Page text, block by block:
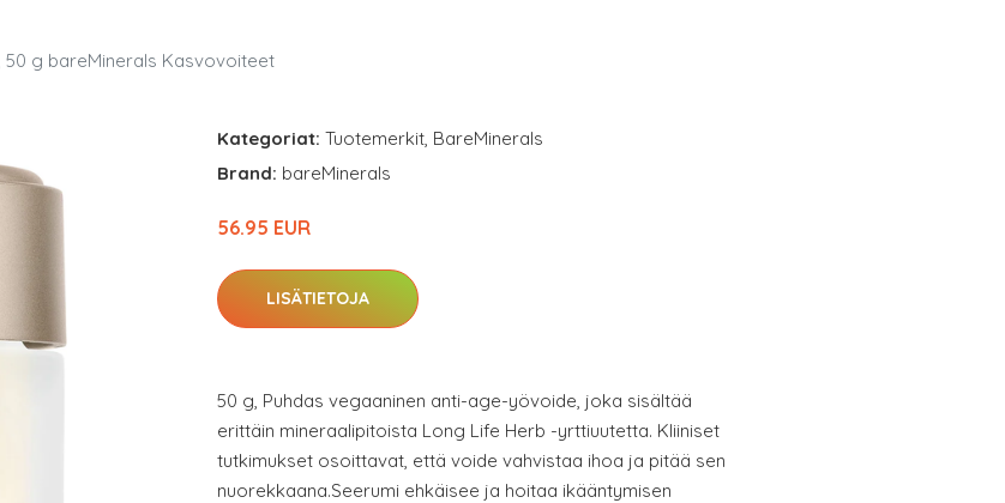
50 g bareMinerals Kasvovoiteet
Kategoriat: Tuotemerkit, BareMinerals
Brand: bareMinerals
56.95 EUR
LISÄTIETOJA
50 g, Puhdas vegaaninen anti-age-yövoide, joka sisältää
erittäin mineraalipitoista Long Life Herb -yrttiuutetta. Kliiniset
tutkimukset osoittavat, että voide vahvistaa ihoa ja pitää sen
nuorekkaana.Seerumi ehkäisee ja hoitaa ikääntymisen